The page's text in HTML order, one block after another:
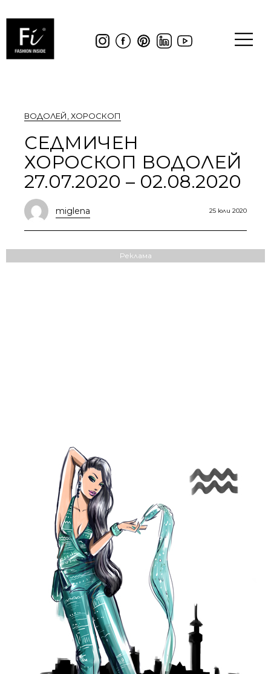
ВОДОЛЕЙ ХОРОСКОП
СЕДМИЧЕН
ХОРОСКОП ВОДОЛЕЙ
27.07.2020 – 02.08.2020
miglena 25 юли 2020
Реклама